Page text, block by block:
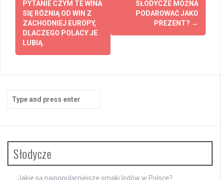
navigation
PYTANIE CZYM TE WINA
SIĘ RÓŻNIĄ OD WIN Z
ZACHODNIEJ EUROPY,
DLACZEGO POLACY JE
LUBIĄ.
SŁODYCZE MOŻNA
PODAROWAĆ JAKO
PREZENT? →
for:
Słodycze
Jakie są najpopularniejsze smaki lodów w Polsce?